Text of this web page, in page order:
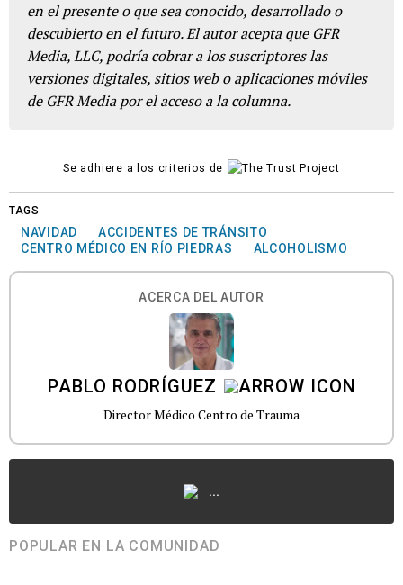
en el presente o que sea conocido, desarrollado o
descubierto en el futuro. El autor acepta que GFR
Media, LLC, podría cobrar a los suscriptores las
versiones digitales, sitios web o aplicaciones móviles
de GFR Media por el acceso a la columna.
Se adhiere a los criterios de
TAGS
NAVIDAD
ACCIDENTES DE TRÁNSITO
CENTRO MÉDICO EN RÍO PIEDRAS
ALCOHOLISMO
ACERCA DEL AUTOR
PABLO RODRÍGUEZ
Director Médico Centro de Trauma
...
POPULAR EN LA COMUNIDAD